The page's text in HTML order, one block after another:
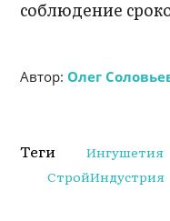
соблюдение
Автор: Олег
Теги Ингушетия
СтройИндустрия